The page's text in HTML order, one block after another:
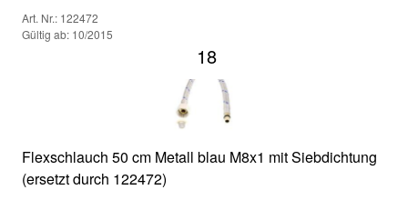
Art. Nr.: 122472
Gültig ab: 10/2015
18
Flexschlauch 50 cm Metall blau M8x1 mit Siebdichtung
(ersetzt durch 122472)